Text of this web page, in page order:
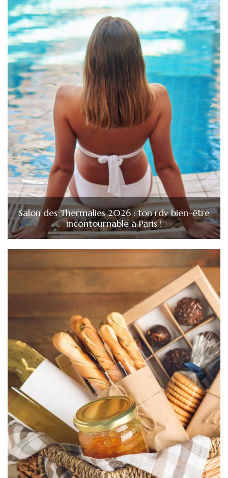
Salon des Thermalies 2026 : ton rdv bien-être
incontournable à Paris !